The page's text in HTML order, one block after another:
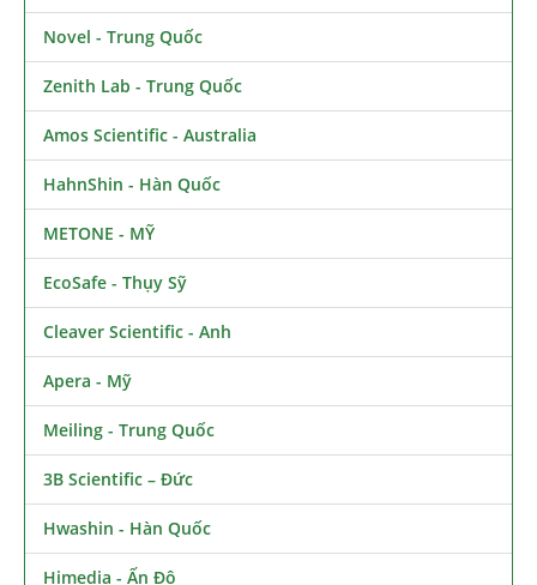
Novel - Trung Quốc
Zenith Lab - Trung Quốc
Amos Scientific - Australia
HahnShin - Hàn Quốc
METONE - MỸ
EcoSafe - Thụy Sỹ
Cleaver Scientific - Anh
Apera - Mỹ
Meiling - Trung Quốc
3B Scientific – Đức
Hwashin - Hàn Quốc
Himedia - Ấn Độ